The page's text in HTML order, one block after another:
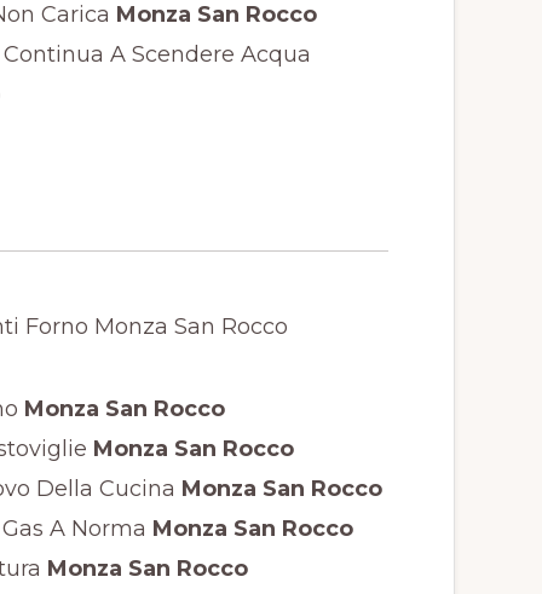
Carica Monza San Rocco
A Scendere Acqua
Monza San Rocco
Monza San Rocco
Della Cucina Monza San Rocco
A Norma Monza San Rocco
Monza San Rocco